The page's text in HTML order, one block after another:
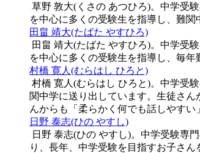
草野 敦大(くさの あつひろ)。中学受
を中心に多くの受験生を指導し、難
田畠 靖大(たばた やすひろ)
田畠 靖大(たばた やすひろ)。中学受
を中心に多くの受験生を指導し、毎年
村橋 寛人(むらはし ひろと)
村橋 寛人(むらはし ひろと)。中学受
関中学に送り出しています。生徒さ
んからも「柔らかく何でも話しやすい
日野 泰志(ひの やすし)
日野 泰志(ひの やすし)。中学受験専
り、長年、中学受験を目指すお子さ